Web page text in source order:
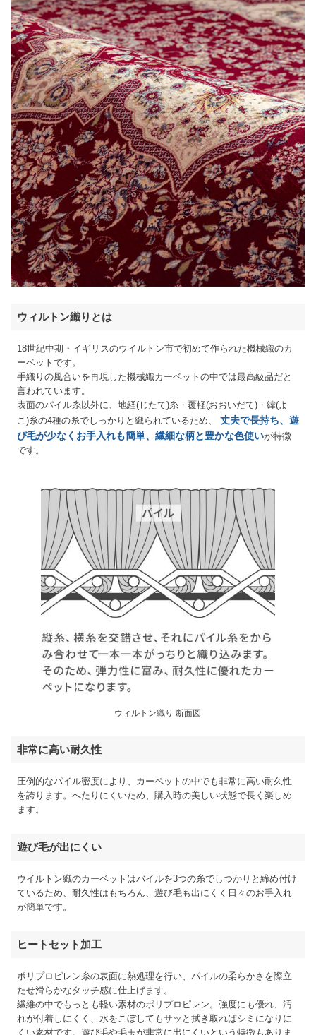
ウィルトン織りとは
18世紀中期・イギリスのウイルトン市で初めて作られた機械織のカ
ーベットです。
手織りの風合いを再現した機械織カーベットの中では最高級品だと
言われています。
表面のパイル糸以外に、地経(じたて)糸・覆軽(おおいだて)・緯(よ
こ)糸の4種の糸でしっかりと織られているため、 丈夫で長持ち、遊
び毛が少なくお手入れも簡単、繊細な柄と豊かな色使いが特徴
です。
ウィルトン織り 断面図
非常に高い耐久性
圧倒的なパイル密度により、カーペットの中でも非常に高い耐久性
を誇ります。へたりにくいため、購入時の美しい状態で長く楽しめ
ます。
遊び毛が出にくい
ウイルトン織のカーベットはバイルを3つの糸でしつかりと締め付け
ているため、耐久性はもちろん、遊び毛も出にくく日々のお手入れ
が簡単です。
ヒートセット加工
ポリプロピレン糸の表面に熱処理を行い、パイルの柔らかさを際立
たせ滑らかなタッチ感に仕上げます。
繊維の中でもっとも軽い素材のポリプロピレン。強度にも優れ、汚
れが付着しにくく、水をこぼしてもサッと拭き取ればシミになりに
くい素材です。遊び毛や毛玉が非常に出にくいという特徴もありま